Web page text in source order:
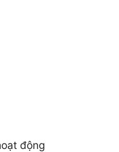
động